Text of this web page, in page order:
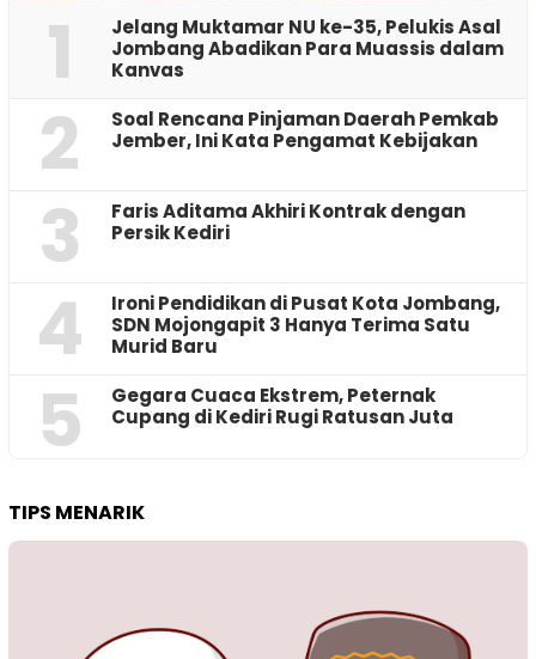
1
Jelang Muktamar NU ke-35, Pelukis Asal
Jombang Abadikan Para Muassis dalam
Kanvas
2
‎Soal Rencana Pinjaman Daerah Pemkab
Jember, Ini Kata Pengamat Kebijakan ‎
3
Faris Aditama Akhiri Kontrak dengan
Persik Kediri
4
Ironi Pendidikan di Pusat Kota Jombang,
SDN Mojongapit 3 Hanya Terima Satu
Murid Baru
5
‎Gegara Cuaca Ekstrem, Peternak
Cupang di Kediri Rugi Ratusan Juta
TIPS MENARIK